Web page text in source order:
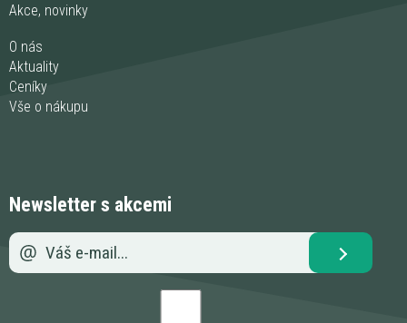
Akce, novinky
O nás
Aktuality
Ceníky
Vše o nákupu
Newsletter s akcemi